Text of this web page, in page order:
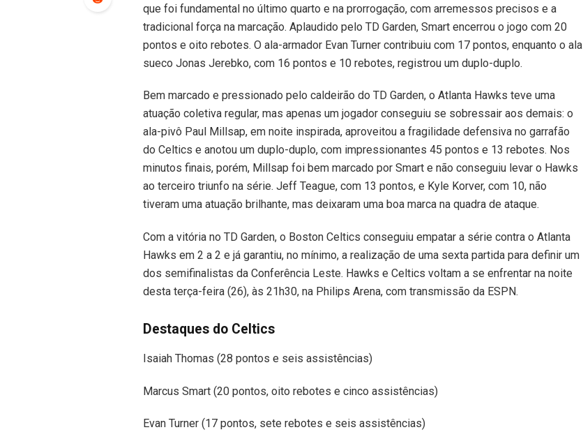
que foi fundamental no último quarto e na prorrogação, com arremessos precisos e a
tradicional força na marcação. Aplaudido pelo TD Garden, Smart encerrou o jogo com 20
pontos e oito rebotes. O ala-armador Evan Turner contribuiu com 17 pontos, enquanto o ala
sueco Jonas Jerebko, com 16 pontos e 10 rebotes, registrou um duplo-duplo.
Bem marcado e pressionado pelo caldeirão do TD Garden, o Atlanta Hawks teve uma
atuação coletiva regular, mas apenas um jogador conseguiu se sobressair aos demais: o
ala-pivô Paul Millsap, em noite inspirada, aproveitou a fragilidade defensiva no garrafão
do Celtics e anotou um duplo-duplo, com impressionantes 45 pontos e 13 rebotes. Nos
minutos finais, porém, Millsap foi bem marcado por Smart e não conseguiu levar o Hawks
ao terceiro triunfo na série. Jeff Teague, com 13 pontos, e Kyle Korver, com 10, não
tiveram uma atuação brilhante, mas deixaram uma boa marca na quadra de ataque.
Com a vitória no TD Garden, o Boston Celtics conseguiu empatar a série contra o Atlanta
Hawks em 2 a 2 e já garantiu, no mínimo, a realização de uma sexta partida para definir um
dos semifinalistas da Conferência Leste. Hawks e Celtics voltam a se enfrentar na noite
desta terça-feira (26), às 21h30, na Philips Arena, com transmissão da ESPN.
Destaques do Celtics
Isaiah Thomas (28 pontos e seis assistências)
Marcus Smart (20 pontos, oito rebotes e cinco assistências)
Evan Turner (17 pontos, sete rebotes e seis assistências)